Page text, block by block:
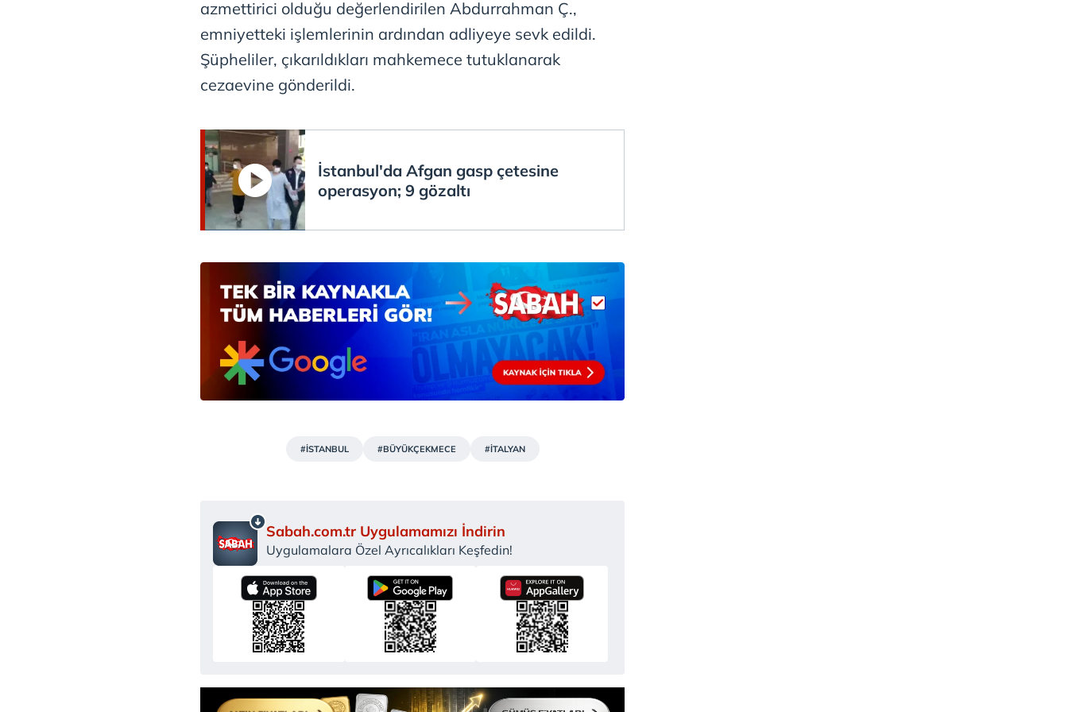
mevzuata uygun olarak kullanılan çerezlerle ilgili bilgi almak için lütfen
azmettirici olduğu değerlendirilen Abdurrahman Ç.,
emniyetteki işlemlerinin ardından adliyeye sevk edildi.
Şüpheliler, çıkarıldıkları mahkemece tutuklanarak
cezaevine gönderildi.
İstanbul'da Afgan gasp çetesine
operasyon; 9 gözaltı
#İSTANBUL #BÜYÜKÇEKMECE #İTALYAN
Sabah.com.tr Uygulamamızı İndirin
Uygulamalara Özel Ayrıcalıkları Keşfedin!